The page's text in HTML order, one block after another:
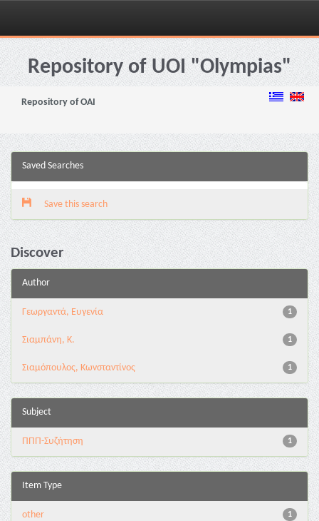
Skip
navigationRepository of UOI "Olympias"
Repository of OAI
Saved Searches
Save this search
Discover
Author
1
Γεωργαντά, Ευγενία
1
Σιαμπάνη, Κ.
1
Σιαμόπουλος, Κωνσταντίνος
Subject
1
ΠΠΠ-Συζήτηση
Item Type
1
other